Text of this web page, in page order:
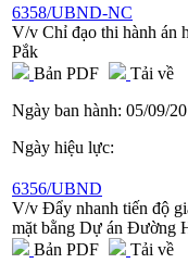
6358/UBND-NC
V/v Chỉ đạo thi hành án
Pắk
Bản PDF
Tải về
Ngày ban hành: 05/09/
Ngày hiệu lực:
6356/UBND
V/v Đẩy nhanh tiến độ
mặt bằng Dự án Đường
Bản PDF
Tải về